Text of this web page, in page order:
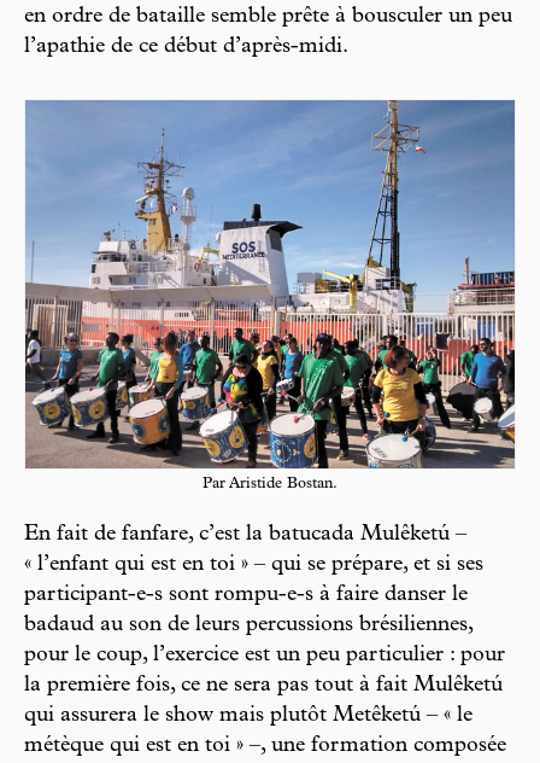
en ordre de bataille semble prête à bousculer un peu
l’apathie de ce début d’après-midi.
Par Aristide Bostan.
En fait de fanfare, c’est la batucada Mulêketú –
« l’enfant qui est en toi » – qui se prépare, et si ses
participant-e-s sont rompu-e-s à faire danser le
badaud au son de leurs percussions brésiliennes,
pour le coup, l’exercice est un peu particulier : pour
la première fois, ce ne sera pas tout à fait Mulêketú
qui assurera le show mais plutôt Metêketú – « le
métèque qui est en toi » –, une formation composée